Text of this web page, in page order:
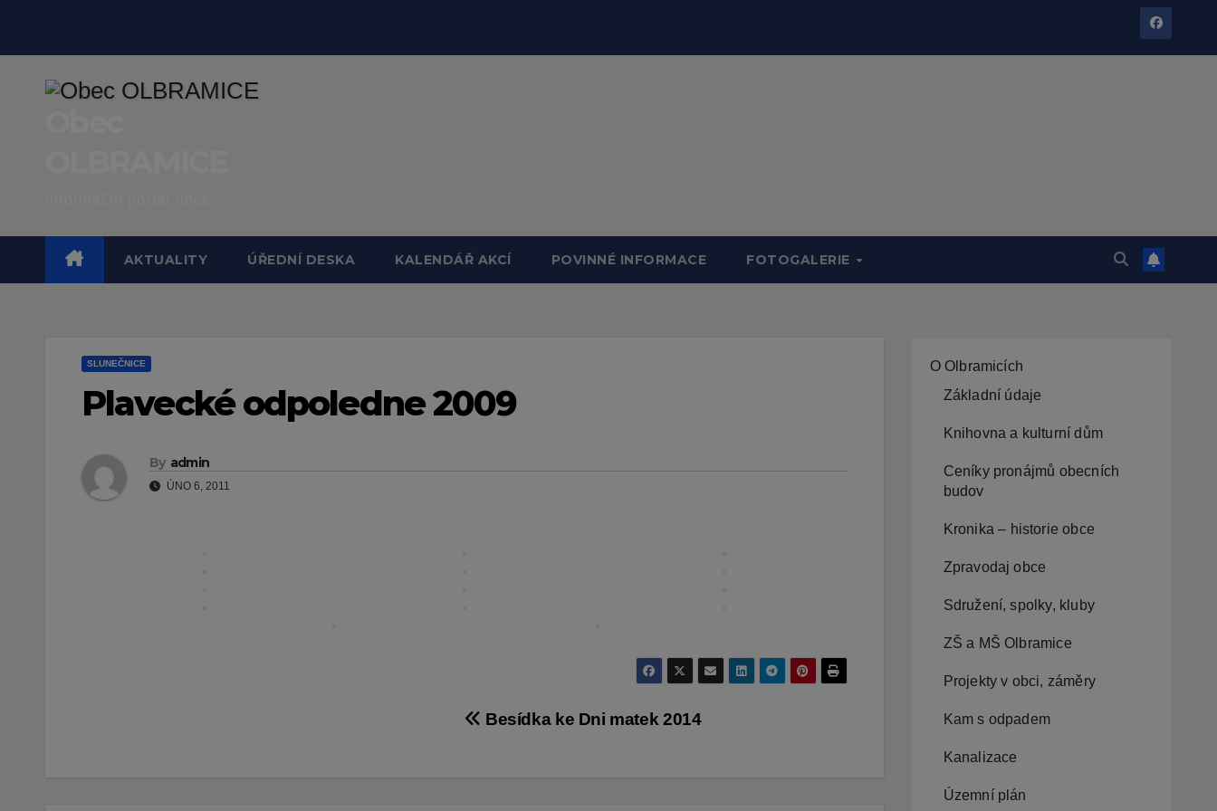
AKTUALITY ÚŘEDNÍ DESKA KALENDÁŘ AKCÍ POVINNÉ INFORMACE FOTOGALERIE
SLUNEČNICE
Plavecké odpoledne 2009
By admin
ÚNO 6, 2011
Besídka ke Dni matek 2014
O Olbramicích
Základní údaje
Knihovna a kulturní dům
Ceníky pronájmů obecních
budov
Kronika – historie obce
Zpravodaj obce
Sdružení, spolky, kluby
ZŠ a MŠ Olbramice
Projekty v obci, záměry
Kam s odpadem
Kanalizace
Územní plán